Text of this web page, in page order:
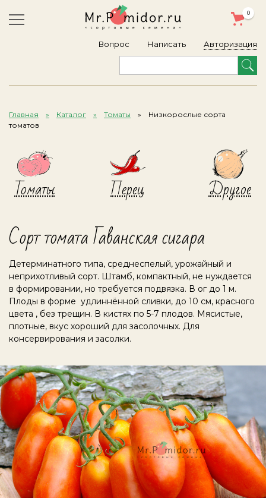
Вопрос Написать
0
Авторизация
Главная Каталог Томаты
Низкорослые сорта
томатов
Томаты Перец Другое
Сорт томата Гаванская сигара
Детерминатного типа, среднеспелый, урожайный и
неприхотливый сорт. Штамб, компактный, не нуждается
в формировании, но требуется подвязка. В ог до 1 м.
Плоды в форме удлиннённой сливки, до 10 см, красного
цвета , без трещин. В кистях по 5-7 плодов. Мясистые,
плотные, вкус хороший для засолочных. Для
консервирования и засолки.